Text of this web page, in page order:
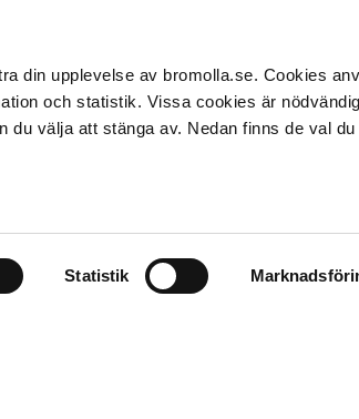
din upplevelse av bromolla.se. Cookies
och statistik. Vissa cookies är
välja att stänga av. Nedan finns de val du
Statistik